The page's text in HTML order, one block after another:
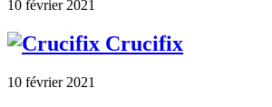
10 février 2021
Crucifix
10 février 2021